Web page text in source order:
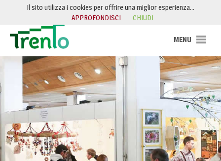
Salta al contenuto
Il sito utilizza i cookies per offrire una miglior esperienza…
APPROFONDISCI
CHIUDI